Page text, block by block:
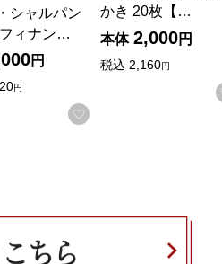
に登録する
シャルパン
ィナン…
円
円
お気に入りに登録する
かき 20枚【…
本体 2,000円
税込 2,160円